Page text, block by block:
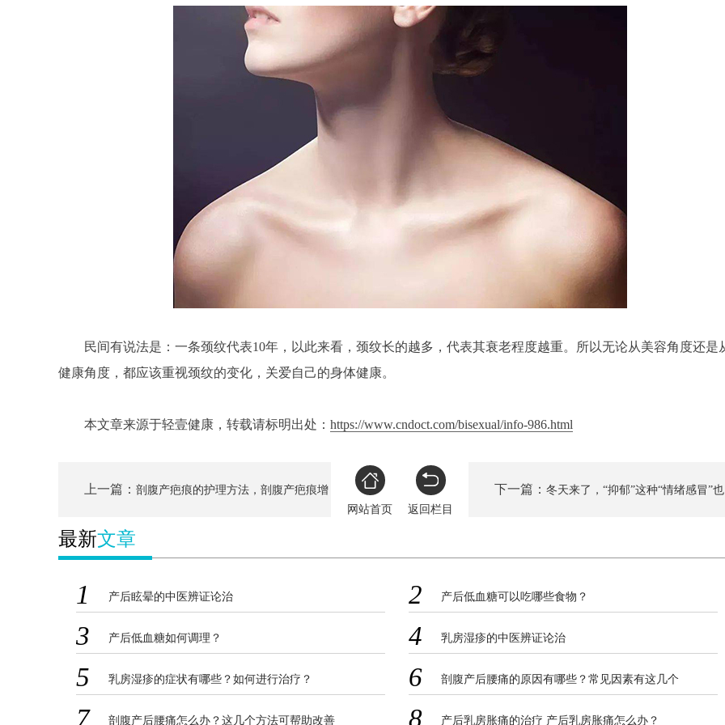
民间有说法是：一条颈纹代表10年，以此来看，颈纹长的越多，代表其衰老程度越重。所以无论从美容角度还是
健康角度，都应该重视颈纹的变化，关爱自己的身体健康。
本文章来源于轻壹健康，转载请标明出处： https://www.cndoct.com/bisexual/info-986.html
上一篇： 剖腹产疤痕的护理方法，剖腹产疤痕增
生的预防
网站首页 返回栏目
下一篇： 冬天来了，“抑郁”这种“情绪感冒”
最新文章
1 产后眩晕的中医辨证论治 2 产后低血糖可以吃哪些食物？
3 产后低血糖如何调理？ 4 乳房湿疹的中医辨证论治
5 乳房湿疹的症状有哪些？如何进行治疗？ 6 剖腹产后腰痛的原因有哪些？常见因素有这几个
7 剖腹产后腰痛怎么办？这几个方法可帮助改善 8 产后乳房胀痛的治疗 产后乳房胀痛怎么办？